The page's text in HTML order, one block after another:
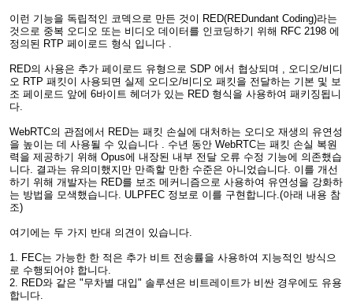
이런 기능을 독립적인 코덱으로 만든 것이 RED(REDundant Coding)라는
것으로 중복 오디오 또는 비디오 데이터를 인코딩하기 위해 RFC 2198 에
정의된 RTP 페이로드 형식 입니다 .
RED의 사용은 추가 페이로드 유형으로 SDP 에서 협상되며 , 오디오/비디
오 RTP 패킷이 사용되면 실제 오디오/비디오 패킷을 전달하는 기본 및 보
조 페이로드 앞에 6바이트 헤더가 있는 RED 형식을 사용하여 패키징됩니
다.
WebRTC의 관점에서 RED는 패킷 손실에 대처하는 오디오 재생의 유연성
을 높이는 데 사용될 수 있습니다 . 수년 동안 WebRTC는 패킷 손실 복원
력을 제공하기 위해 Opus에 내장된 내부 전달 오류 수정 기능에 의존했습
니다. 결과는 유의미했지만 만족할 만한 수준은 아니었습니다. 이를 개선
하기 위해 개발자는 RED를 보조 메커니즘으로 사용하여 유연성을 강화하
는 방법을 모색했습니다. ULPFEC 정보로 이를 구현합니다.(아래 내용 참
조)
여기에는 두 가지 반대 의견이 있습니다.
1. FEC는 가능한 한 적은 추가 비트 전송률을 사용하여 지능적인 방식으
로 수행되어야 합니다.
2. RED와 같은 "무차별 대입" 솔루션은 비트레이트가 비싼 경우에도 유용
합니다.